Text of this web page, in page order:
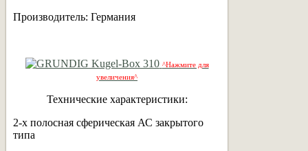
Производитель: Германия
^Нажмите для
увеличения^
Технические характеристики:
2-х полосная сферическая АС закрытого
типа